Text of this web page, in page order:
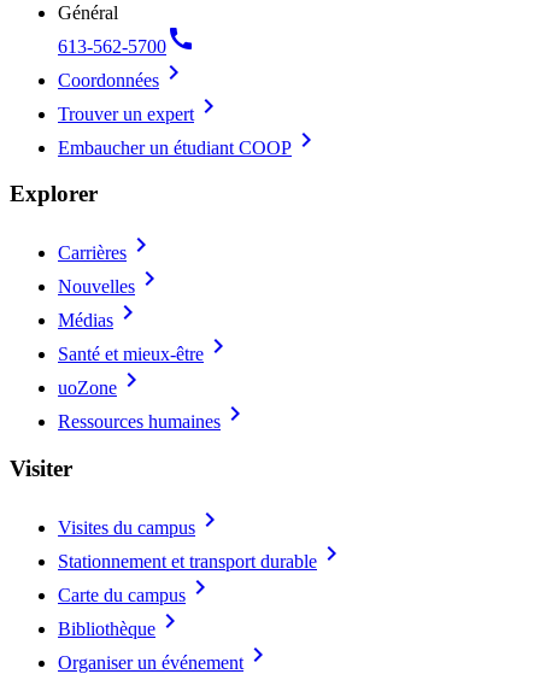
Général
613-562-5700call
Coordonnées chevron_right
Trouver un expert chevron_right
Embaucher un étudiant COOP chevron_right
Explorer
Carrières chevron_right
Nouvelles chevron_right
Médias chevron_right
Santé et mieux-être chevron_right
uoZone chevron_right
Ressources humaines chevron_right
Visiter
Visites du campus chevron_right
Stationnement et transport durable chevron_right
Carte du campus chevron_right
Bibliothèque chevron_right
Organiser un événement chevron_right